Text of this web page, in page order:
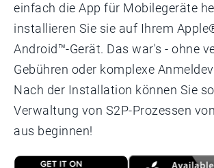
einfach die App für Mobilegeräte
installieren Sie sie auf Ihrem
Android™-Gerät. Das war's - ohne
Gebühren oder komplexe
Nach der Installation können Sie
Verwaltung von S2P-Prozessen
aus beginnen!